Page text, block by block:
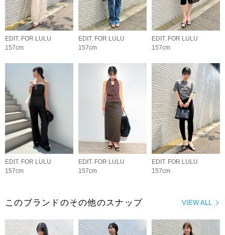
EDIT. FOR LULU
157cm
EDIT. FOR LULU
157cm
EDIT. FOR LULU
157cm
EDIT. FOR LULU
157cm
EDIT. FOR LULU
157cm
EDIT. FOR LULU
157cm
VIEW ALL
このブランドのその他のスナップ